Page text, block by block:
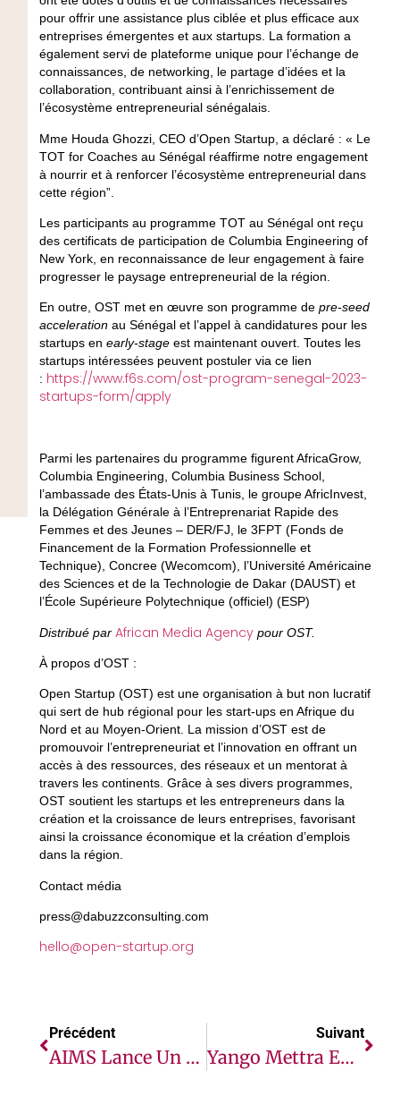
pour offrir une assistance plus ciblée et plus efficace aux
entreprises émergentes et aux startups. La formation a
également servi de plateforme unique pour l’échange de
connaissances, de networking, le partage d’idées et la
collaboration, contribuant ainsi à l’enrichissement de
l’écosystème entrepreneurial sénégalais.
Mme Houda Ghozzi, CEO d’Open Startup, a déclaré : « Le
TOT for Coaches au Sénégal réaffirme notre engagement
à nourrir et à renforcer l’écosystème entrepreneurial dans
cette région”.
Les participants au programme TOT au Sénégal ont reçu
des certificats de participation de Columbia Engineering of
New York, en reconnaissance de leur engagement à faire
progresser le paysage entrepreneurial de la région.
En outre, OST met en œuvre son programme de pre-seed
accelerationau Sénégal et l’appel à candidatures pour les
startups en early-stageest maintenant ouvert. Toutes les
startups intéressées peuvent postuler via ce lien
: https://www.f6s.com/ost-program-senegal-2023-
startups-form/apply
Parmi les partenaires du programme figurent AfricaGrow,
Columbia Engineering, Columbia Business School,
l’ambassade des États-Unis à Tunis, le groupe AfricInvest,
la Délégation Générale à l’Entreprenariat Rapide des
Femmes et des Jeunes – DER/FJ, le 3FPT (Fonds de
Financement de la Formation Professionnelle et
Technique), Concree (Wecomcom), l’Université Américaine
des Sciences et de la Technologie de Dakar (DAUST) et
l’École Supérieure Polytechnique (officiel) (ESP)
Distribué par African Media Agencypour OST.
À propos d’OST:
Open Startup (OST) est une organisation à but non lucratif
qui sert de hub régional pour les start-ups en Afrique du
Nord et au Moyen-Orient. La mission d’OST est de
promouvoir l’entrepreneuriat et l’innovation en offrant un
accès à des ressources, des réseaux et un mentorat à
travers les continents. Grâce à ses divers programmes,
OST soutient les startups et les entrepreneurs dans la
création et la croissance de leurs entreprises, favorisant
ainsi la croissance économique et la création d’emplois
dans la région.
Contact média
press@dabuzzconsulting.com
hello@open-startup.org
Précédent
AIMS Lance Un Appel À Candidatures Pour Le Master Africain En Intelligence Artificielle (AMMI) Cohorte 2023/2024 Du Programme.
Suivant
Yango Mettra En Avant Ses Innovations De Pointe Et Ses Réalisations À GITEX 2023